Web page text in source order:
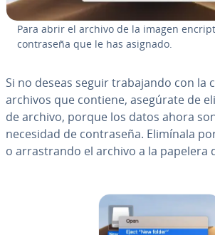
Para abrir el archivo de la imagen
co­n­tra­se­ña que le has asignado.
Si no deseas seguir tra­ba­ja­n­do con la
archivos que contiene, asegúrate de
de archivo, porque los datos ahora
necesidad de co­n­tra­se­ña. Elimínala
o arra­s­tra­n­do el archivo a la papelera